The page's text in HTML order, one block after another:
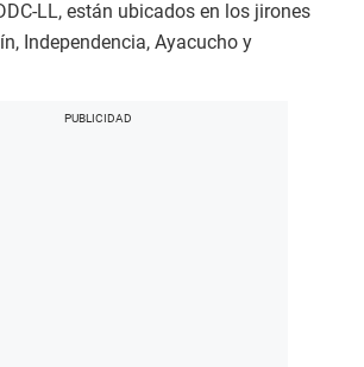
LL, están ubicados en los jirones
Independencia, Ayacucho y